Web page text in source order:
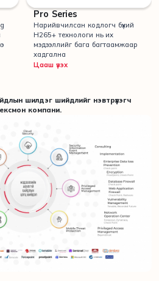
Pro Series
Нарийвчилсан кодлогч бүхий
H265+ технологи нь их
мэдээллийг бага багтаамжаар
хадгална
Цааш үзэх
шилдэг шийдлийг нэвтрүүлэгч
компани.